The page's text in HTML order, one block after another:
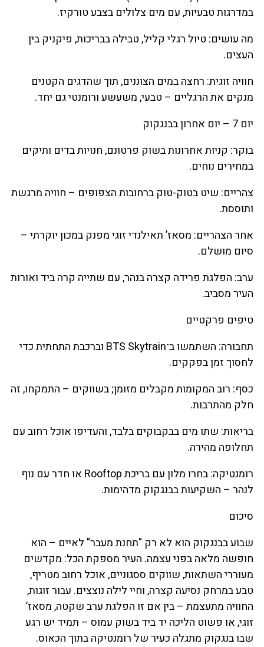
במדרגות טבעיות, עם מים צלולים בצבע טורקיז.
מה עושים: טיול רגלי קליל, טבילה בבריכות, פיקניק בין
העצים.
חוויה זוגית: רחצה במים הצוננים, תוך שהדגים הקטנים
מנקים את הרגליים – טבעי, משעשע ורומנטי גם יחד.
יום 7 – יום אחרון בבנגקוק
בוקר: קניות אחרונות בשוק פרטונם, חנויות בדים ותיקים
במחירים נוחים.
צהריים: שיט בטוק-טוק ברחובות הצפופים – חוויה מרגשת
ותוססת.
אחר הצהריים: מסאז’ תאילנדי זוגי מפנק במכון יוקרתי –
סיום מושלם.
ערב: הפלגת פרידה קצרה בנהר, עם שתייה קרה ביד ואורות
העיר מסביב.
טיפים פרקטיים
תחבורה: השתמשו ב־BTS Skytrain וברכבת התחתית כדי
לחסוך זמן בפקקים.
כסף: רוב המקומות מקבלים מזומן; בשווקים – התמקחו, זה
חלק מהתרבות.
בריאות: שתו מים בבקבוקים בלבד, והעדיפו אוכל רחוב עם
תחלופה מהירה.
רומנטיקה: בחרו מלון עם בריכת Rooftop או חדר עם נוף
לנהר – השקיעות בבנגקוק מדהימות.
סיכום
שבוע בבנגקוק הוא לא רק "תחנת מעבר" לאיים – הוא
חופשה מלאה בפני עצמה. העיר מספקת הכל: מקדשים
מעוררי השתאות, שווקים ססגוניים, אוכל רחוב מטריף,
טבע במרחק נסיעה קצרה, וחיי לילה נוצצים. עבור זוגות,
החוויה מתעצמת – בין אם זו הפלגת ערב שקטה, מסאז’
זוגי, או פשוט הליכה יד ביד בשוק עמוס – תמיד יש רגע
שבו בנגקוק מתגלה כעיר של רומנטיקה בתוך הכאוס.